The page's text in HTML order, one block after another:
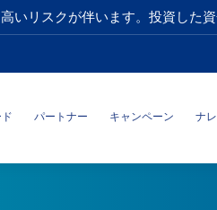
いリスクが伴います。投資した
ド パートナー キャンペーン ナ